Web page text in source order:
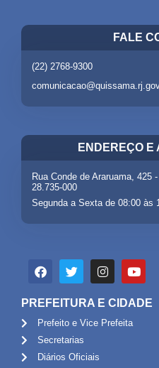
FALE
(22) 2768-9300
ENDEREÇO E
Rua Conde de Araruama, 425
28.735-000
Segunda a Sexta de 08:00 às
PREFEITURA E CIDADE
Prefeito e Vice Prefeita
Secretarias
Diários Oficiais